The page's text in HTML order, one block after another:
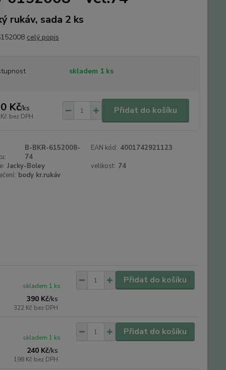
rukáv, sada 2 ks
celý popis
skladem 1 ks
Kč/ks
bez DPH
Přidat do košíku
B-BKR-6152008-
74
EAN kód: 4001742921123
Jacky-Boley velikost: 74
body kr.rukáv
390 Kč/ks
322 Kč bez DPH
skladem 1 ks
Přidat do košíku
240 Kč/ks
198 Kč bez DPH
skladem 1 ks
Přidat do košíku